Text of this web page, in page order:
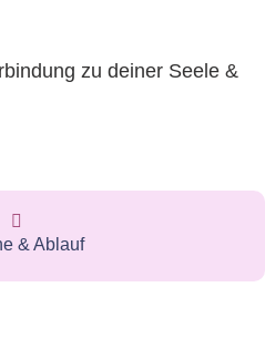
zu deiner Seele &
& Ablauf